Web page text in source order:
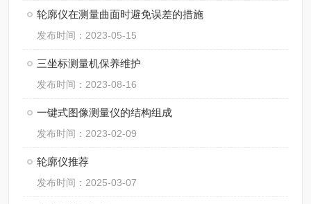
轮廓仪在测量曲面时避免误差的措施
发布时间：2023-05-15
三坐标测量机保养维护
发布时间：2023-08-16
一键式图像测量仪的结构组成
发布时间：2023-02-09
轮廓仪推荐
发布时间：2025-03-07